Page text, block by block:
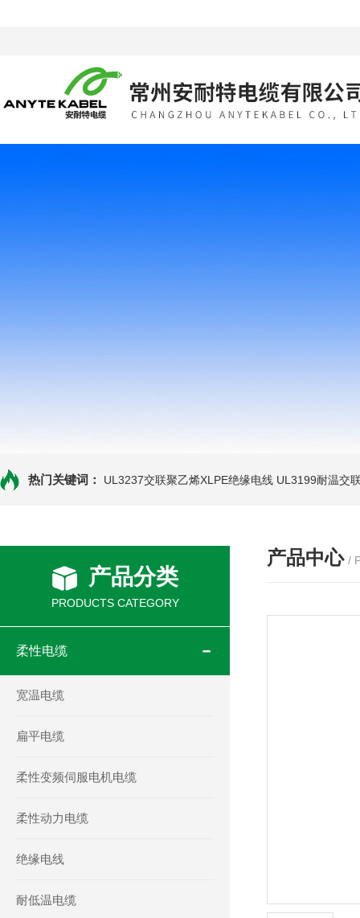
热门关键词： UL3237交联聚乙烯XLPE绝缘电线 UL3199耐温交
产品分类
PRODUCTS CATEGORY
柔性电缆
宽温电缆
扁平电缆
柔性变频伺服电机电缆
柔性动力电缆
绝缘电线
耐低温电缆
产品中心 /